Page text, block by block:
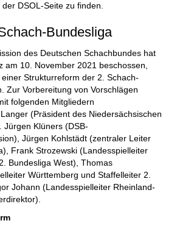
DSOL-Seite zu finden.
Bundesliga
des Deutschen Schachbundes hat
am 10. November 2021 beschossen,
Strukturreform der 2. Schach-
Zur Vorbereitung von Vorschlägen
folgenden Mitgliedern
(Präsident des Niedersächsischen
Jürgen Klüners (DSB-
Jürgen Kohlstädt (zentraler Leiter
Frank Strozewski (Landesspielleiter
Bundesliga West), Thomas
Württemberg und Staffelleiter 2.
Johann (Landesspielleiter Rheinland-